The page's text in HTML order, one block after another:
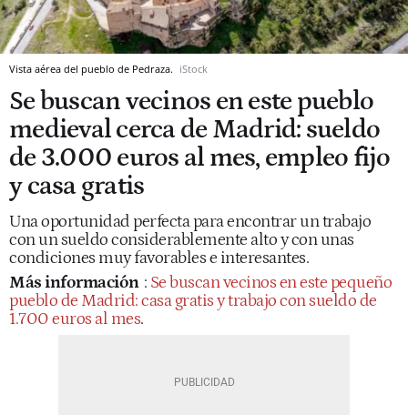
Vista aérea del pueblo de Pedraza. iStock
Se buscan vecinos en este pueblo
medieval cerca de Madrid: sueldo
de 3.000 euros al mes, empleo fijo
y casa gratis
Una oportunidad perfecta para encontrar un trabajo
con un sueldo considerablemente alto y con unas
condiciones muy favorables e interesantes.
Más información : Se buscan vecinos en este pequeño
pueblo de Madrid: casa gratis y trabajo con sueldo de
1.700 euros al mes.